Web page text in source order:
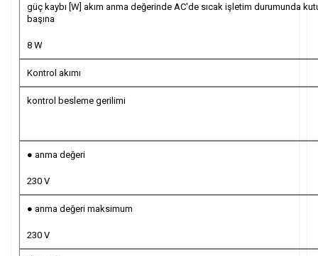
güç kaybı [W] akım anma değerinde AC'de sıcak işletim durumunda
başına
8 W
Kontrol akımı
kontrol besleme gerilimi
● anma değeri
230 V
● anma değeri maksimum
230 V